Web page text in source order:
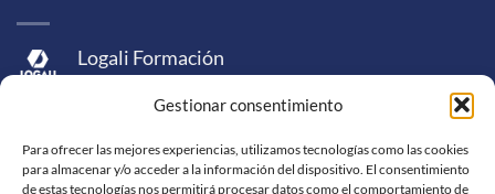
Gestionar consentimiento
Para ofrecer las mejores experiencias, utilizamos tecnologías como las cookies
para almacenar y/o acceder a la información del dispositivo. El consentimiento
de estas tecnologías nos permitirá procesar datos como el comportamiento de
Logali Formación
Logali Consultoría
Logali Ingeniería